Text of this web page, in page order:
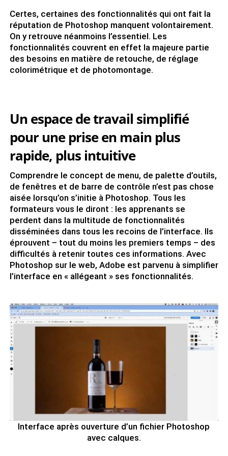
Certes, certaines des fonctionnalités qui ont fait la
réputation de Photoshop manquent volontairement.
On y retrouve néanmoins l’essentiel. Les
fonctionnalités couvrent en effet la majeure partie
des besoins en matière de retouche, de réglage
colorimétrique et de photomontage.
Un espace de travail simplifié
pour une prise en main plus
rapide, plus intuitive
Comprendre le concept de menu, de palette d’outils,
de fenêtres et de barre de contrôle n’est pas chose
aisée lorsqu’on s’initie à Photoshop. Tous les
formateurs vous le diront : les apprenants se
perdent dans la multitude de fonctionnalités
disséminées dans tous les recoins de l’interface. Ils
éprouvent – tout du moins les premiers temps – des
difficultés à retenir toutes ces informations. Avec
Photoshop sur le web, Adobe est parvenu à simplifier
l’interface en « allégeant » ses fonctionnalités.
Interface après ouverture d’un fichier Photoshop
avec calques.